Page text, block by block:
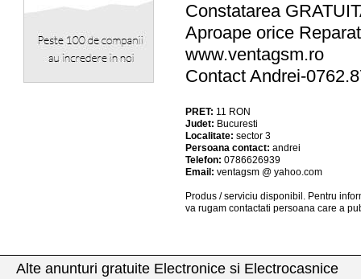
Constatarea
Aproape orice
www.ventagsm.ro
Contact Andrei-
PRET: 11 RON
Judet: Bucuresti
Localitate: sector 3
Persoana contact: andrei
Telefon: 0786626939
Email: ventagsm @ yahoo.com
Produs / serviciu disponibil . Pentru
va rugam contactati persoana care a
Alte anunturi gratuite Electronice si Electrocasnice